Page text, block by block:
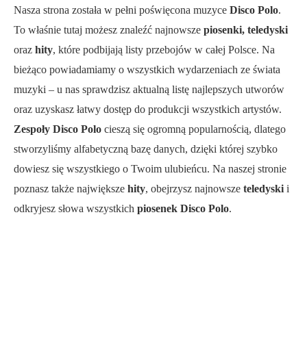
Nasza strona została w pełni poświęcona muzyce Disco Polo.
To właśnie tutaj możesz znaleźć najnowsze piosenki, teledyski
oraz hity, które podbijają listy przebojów w całej Polsce. Na
bieżąco powiadamiamy o wszystkich wydarzeniach ze świata
muzyki – u nas sprawdzisz aktualną listę najlepszych utworów
oraz uzyskasz łatwy dostęp do produkcji wszystkich artystów.
Zespoły Disco Polo cieszą się ogromną popularnością, dlatego
stworzyliśmy alfabetyczną bazę danych, dzięki której szybko
dowiesz się wszystkiego o Twoim ulubieńcu. Na naszej stronie
poznasz także największe hity, obejrzysz najnowsze teledyskii
odkryjesz słowa wszystkich piosenek Disco Polo.